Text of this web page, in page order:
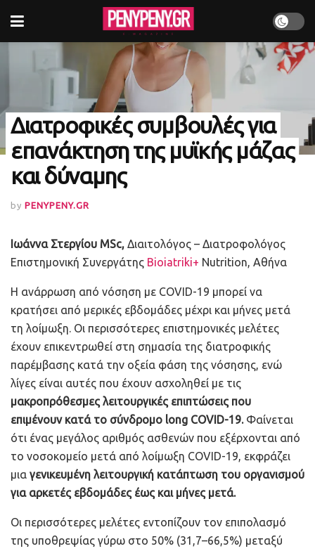
Διατροφικές συμβουλές για
επανάκτηση της μυϊκής μάζας
και δύναμης
by PENYPENY.GR
Ιωάννα Στεργίου MSc, Διαιτολόγος – Διατροφολόγος
Επιστημονική Συνεργάτης Bioiatriki+ Nutrition, Αθήνα
H ανάρρωση από νόσηση με COVID-19 μπορεί να
κρατήσει από μερικές εβδομάδες μέχρι και μήνες μετά
τη λοίμωξη. Οι περισσότερες επιστημονικές μελέτες
έχουν επικεντρωθεί στη σημασία της διατροφικής
παρέμβασης κατά την οξεία φάση της νόσησης, ενώ
λίγες είναι αυτές που έχουν ασχοληθεί με τις
μακροπρόθεσμες λειτουργικές επιπτώσεις που
επιμένουν κατά το σύνδρομο long COVID-19.Φαίνεται
ότι ένας μεγάλος αριθμός ασθενών που εξέρχονται από
το νοσοκομείο μετά από λοίμωξη COVID-19, εκφράζει
μια γενικευμένη λειτουργική κατάπτωση του οργανισμού
για αρκετές εβδομάδες έως και μήνες μετά.
Οι περισσότερες μελέτες εντοπίζουν τον επιπολασμό
της υποθρεψίας γύρω στο 50% (31,7–66,5%) μεταξύ